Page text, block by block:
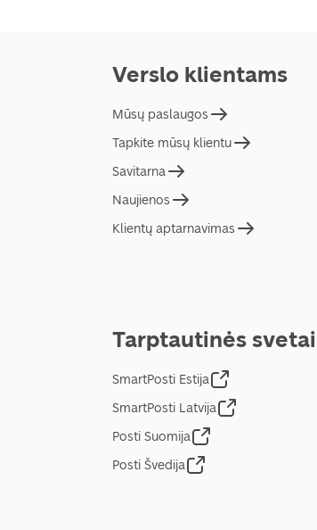
Verslo klientams
Mūsų paslaugos
Tapkite mūsų klientu
Savitarna
Naujienos
Klientų aptarnavimas
Tarptautinės
SmartPosti Estija
SmartPosti Latvija
Posti Suomija
Posti Švedija